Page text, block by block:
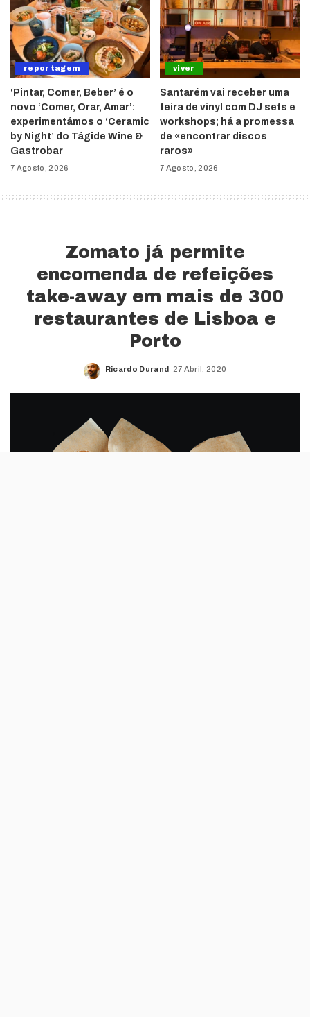
reportagem
‘Pintar, Comer, Beber’ é o
novo ‘Comer, Orar, Amar’:
experimentámos o ‘Ceramic
by Night’ do Tágide Wine &
Gastrobar
7 Agosto, 2026
viver
Santarém vai receber uma
feira de vinyl com DJ sets e
workshops; há a promessa
de «encontrar discos
raros»
7 Agosto, 2026
Zomato já permite
encomenda de refeições
take-away em mais de 300
restaurantes de Lisboa e
Porto
Posted
Ricardo Durand 27 Abril, 2020